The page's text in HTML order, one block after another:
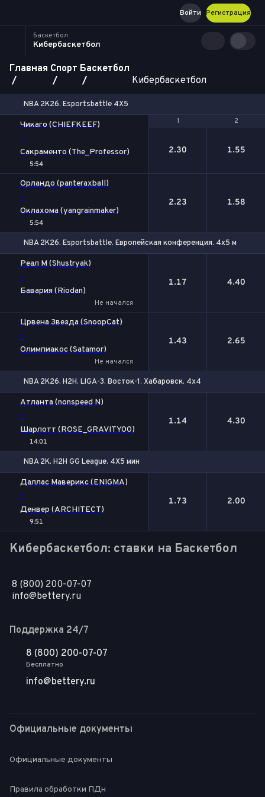
Регистрация
Войти
Баскетбол
Кибербаскетбол
Главная Спорт Баскетбол
Кибербаскетбол
NBA 2K26. Esportsbattle 4Х5
1 2
Чикаго (CHIEFKEEF)
-
Сакраменто (The_Professor)
5:54
1 2
2.30 1.55
Орландо (panteraxball)
-
Оклахома (yangrainmaker)
5:54
2.23 1.58
NBA 2K26. Esportsbattle. Европейская конференция. 4х5 мин.
Реал М (Shustryak)
-
Бавария (Riodan)
Не начался
1.17 4.40
Црвена Звезда (SnoopCat)
-
Олимпиакос (Satamor)
Не начался
1.43 2.65
NBA 2K26. H2H. LIGA-3. Восток-1. Хабаровск. 4х4
Атланта (nonspeed N)
-
Шарлотт (ROSE_GRAVITY00)
14:01
1.14 4.30
NBA 2K. H2H GG League. 4X5 мин
Даллас Маверикс (ENIGMA)
-
Денвер (ARCHITECT)
9:51
1.73 2.00
Кибербаскетбол: ставки на Баскетбол
8 (800) 200-07-07
info@bettery.ru
Поддержка 24/7
8 (800) 200-07-07
Бесплатно
info@bettery.ru
Официальные документы
Официальные документы
Правила обработки ПДн